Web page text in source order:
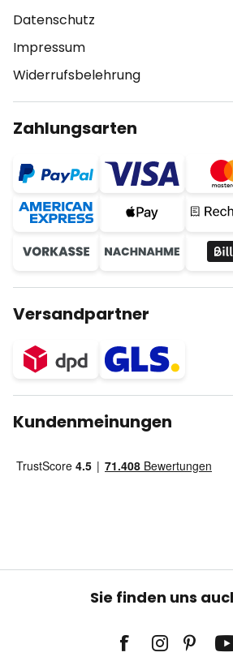
Datenschutz
Impressum
Widerrufsbelehrung
Zahlungsarten
Versandpartner
Kundenmeinungen
Sie finden uns